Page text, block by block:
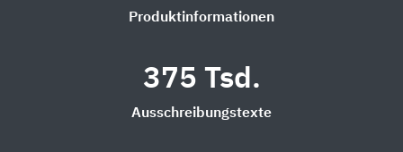
Produktinformationen
375 Tsd.
Ausschreibungstexte